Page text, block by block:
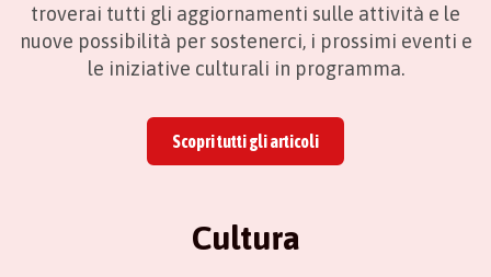
troverai tutti gli aggiornamenti sulle attività e le
nuove possibilità per sostenerci, i prossimi eventi e
le iniziative culturali in programma.
Scopri tutti gli articoli
Cultura